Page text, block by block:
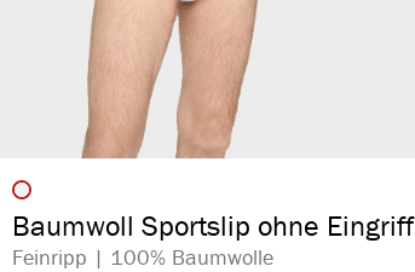
Artikelfarbe
Baumwoll Sportslip ohne Eingriff
Feinripp | 100% Baumwolle